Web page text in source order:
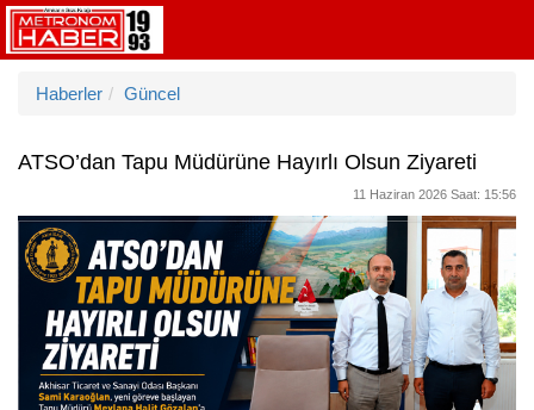
Haberler Güncel
ATSO’dan Tapu Müdürüne Hayırlı Olsun Ziyareti
11 Haziran 2026 Saat: 15:56